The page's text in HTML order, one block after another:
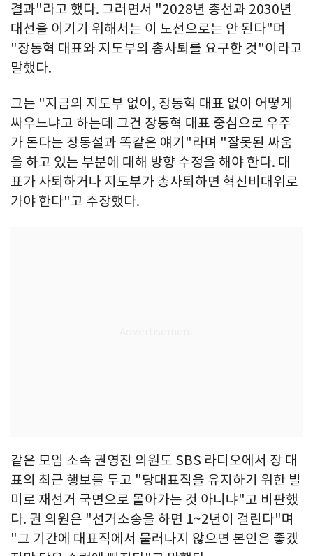
결과"라고 했다. 그러면서 "2028년 총선과 2030년
대선을 이기기 위해서는 이 노선으로는 안 된다"며
"장동혁 대표와 지도부의 총사퇴를 요구한 것"이라고
말했다.
그는 "지금의 지도부 없이, 장동혁 대표 없이 어떻게
싸우느냐고 하는데 그건 장동혁 대표 중심으로 우주
가 돈다는 장동설과 똑같은 얘기"라며 "잘못된 싸움
을 하고 있는 부분에 대해 방향 수정을 해야 한다. 대
표가 사퇴하거나 지도부가 총사퇴하면 혁신비대위로
가야 한다"고 주장했다.
같은 모임 소속 권영진 의원도 SBS 라디오에서 장 대
표의 최근 행보를 두고 "당대표직을 유지하기 위한 빌
미로 재선거 국면으로 몰아가는 것 아니냐"고 비판했
다. 권 의원은 "선거소송을 하면 1~2년이 걸린다"며
"그 기간에 대표직에서 물러나지 않으면 본인은 좋겠